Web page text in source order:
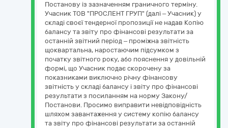
Постанову із зазначенням граничного терміну.
Учасник ТОВ "ПРОСЛЕНТ ГРУП" (далі – Учасник) у
складі своєї тендерної пропозиції не надав Копію
балансу та звіту про фінансові результати за
останній звітний період – проміжна звітність
щоквартальна, наростаючим підсумком з
початку звітного року, або пояснення у довільній
формі, що Учасник подає скорочену за
показниками виключно річну фінансову
звітність у складі балансу і звіту про фінансові
результати з посиланням на норму Закону/
Постанови. Просимо виправити невідповідність
шляхом завантаження у систему копію балансу
та звіту про фінансові результати за останній